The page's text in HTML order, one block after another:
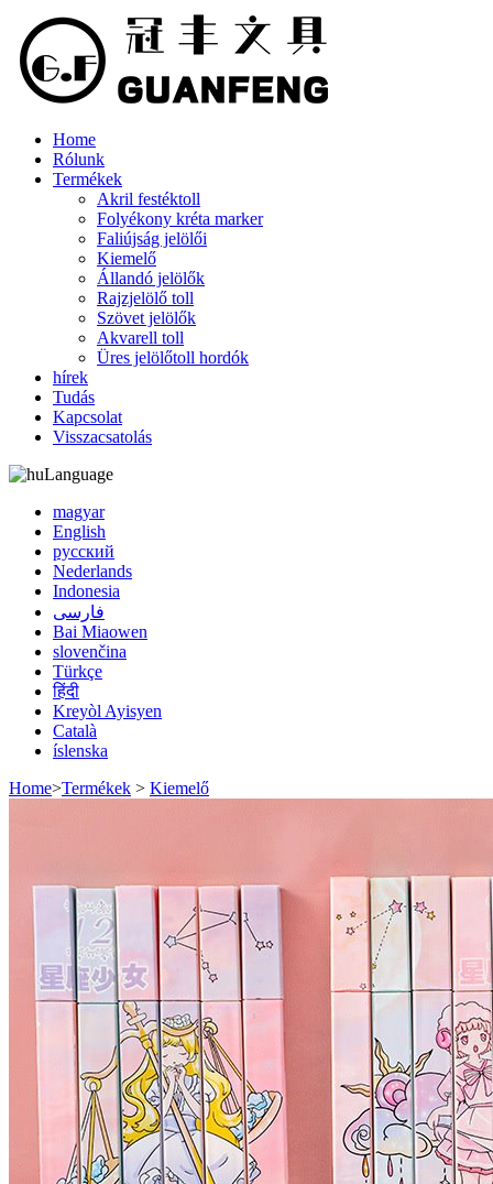
Home
Rólunk
Termékek
Akril festéktoll
Folyékony kréta marker
Faliújság jelölői
Kiemelő
Állandó jelölők
Rajzjelölő toll
Szövet jelölők
Akvarell toll
Üres jelölőtoll hordók
hírek
Tudás
Kapcsolat
Visszacsatolás
Language
magyar
English
русский
Nederlands
Indonesia
فارسی
Bai Miaowen
slovenčina
Türkçe
हिंदी
Kreyòl Ayisyen
Català
íslenska
Home>Termékek > Kiemelő